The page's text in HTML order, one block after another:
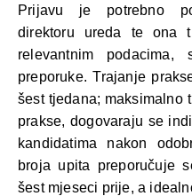
Prijavu je potrebno
direktoru ureda te ona
relevantnim podacima,
preporuke. Trajanje
šest tjedana; maksimalno
prakse, dogovaraju se
kandidatima nakon
broja upita preporučuje
šest mjeseci prije, a